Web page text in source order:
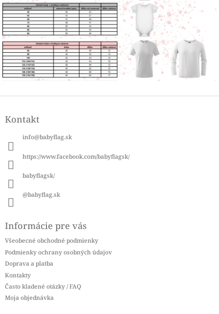
pKontakt
info@babyflag.sk
https://www.facebook.com/babyflagsk/
babyflagsk/
@babyflag.sk
Informácie pre vás
Všeobecné obchodné podmienky
Podmienky ochrany osobných údajov
Doprava a platba
Kontakty
Často kladené otázky / FAQ
Moja objednávka